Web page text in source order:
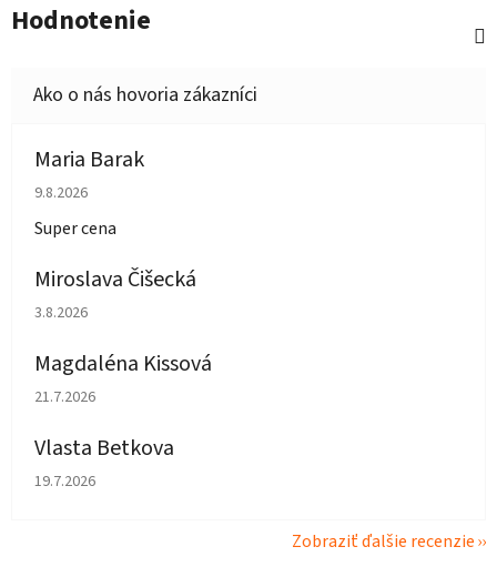
Hodnotenie
Maria Barak
Hodnotenie obchodu je 5 z 5 hviezdičiek.
9.8.2026
Super cena
Miroslava Čišecká
Hodnotenie obchodu je 1 z 5 hviezdičiek.
3.8.2026
Magdaléna Kissová
Hodnotenie obchodu je 5 z 5 hviezdičiek.
21.7.2026
Vlasta Betkova
Hodnotenie obchodu je 5 z 5 hviezdičiek.
19.7.2026
Zobraziť ďalšie recenzie